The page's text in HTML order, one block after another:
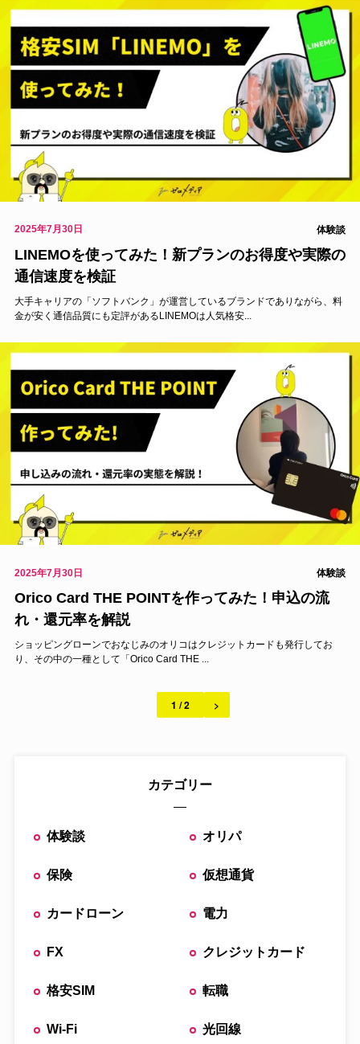
2025年7月30日 体験談
LINEMOを使ってみた！新プランのお得度や実際の
通信速度を検証
大手キャリアの「ソフトバンク」が運営しているブランドでありながら、料
金が安く通信品質にも定評があるLINEMOは人気格安...
2025年7月30日 体験談
Orico Card THE POINTを作ってみた！申込の流
れ・還元率を解説
ショッピングローンでおなじみのオリコはクレジットカードも発行してお
り、その中の一種として「Orico Card THE ...
1 / 2 >
カテゴリー
体験談 オリパ
保険 仮想通貨
カードローン 電力
FX クレジットカード
格安SIM 転職
Wi-Fi 光回線
仮想通貨
カードローン
電力
FX
クレジットカード
格安SIM
光回線
体験談